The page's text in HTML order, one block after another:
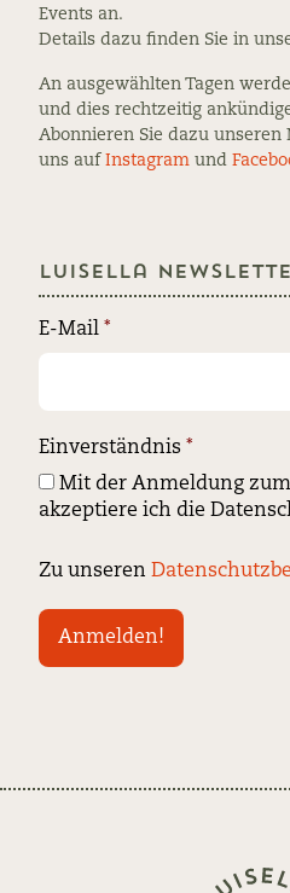
Events an.
Details dazu finden Sie in
An ausgewählten Tagen
und dies rechtzeitig
Abonnieren Sie dazu unseren
uns auf Instagram und
Luisella
E-Mail *
Einverständnis *
Mit der Anmeldung
akzeptiere ich die
Zu unseren
Zurück